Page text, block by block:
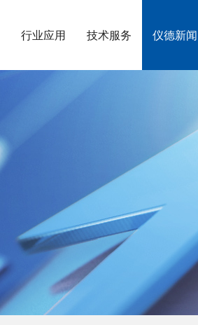
行业应用 技术服务 仪德新闻